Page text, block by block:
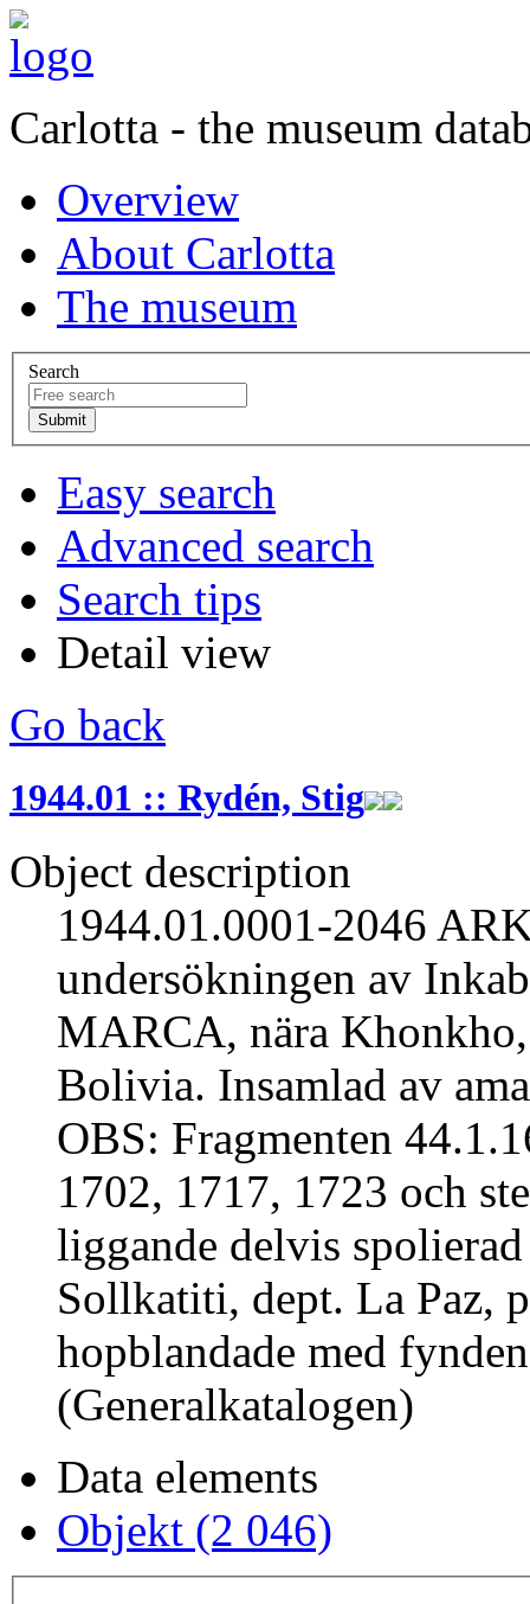
Carlotta - the museum
Overview
About Carlotta
The museum
Search
Easy search
Advanced search
Search tips
Detail view
Go back
1944.01 :: Rydén, Stig
Object description
1944.01.0001-2046
undersökningen av
MARCA, nära
Bolivia. Insamlad av
OBS: Fragmenten
1702, 1717, 1723 och
liggande delvis
Sollkatiti, dept. La Paz,
hopblandade med
(Generalkatalogen)
Data elements
Objekt (2 046)